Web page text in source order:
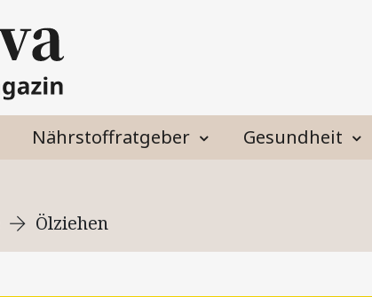
Nährstoffratgeber Gesundheit
Ölziehen